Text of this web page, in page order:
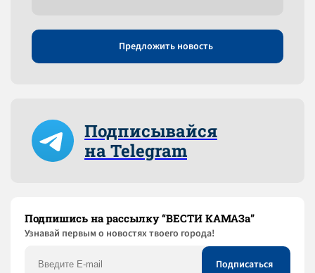
Предложить новость
Подписывайся
на Telegram
Подпишись на рассылку “ВЕСТИ КАМАЗа”
Узнaвай первым о новостях твоего города!